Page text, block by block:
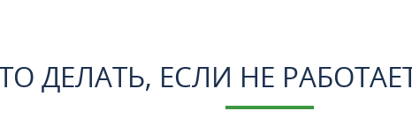
ДЕЛАТЬ, ЕСЛИ НЕ РАБОТАЕТ